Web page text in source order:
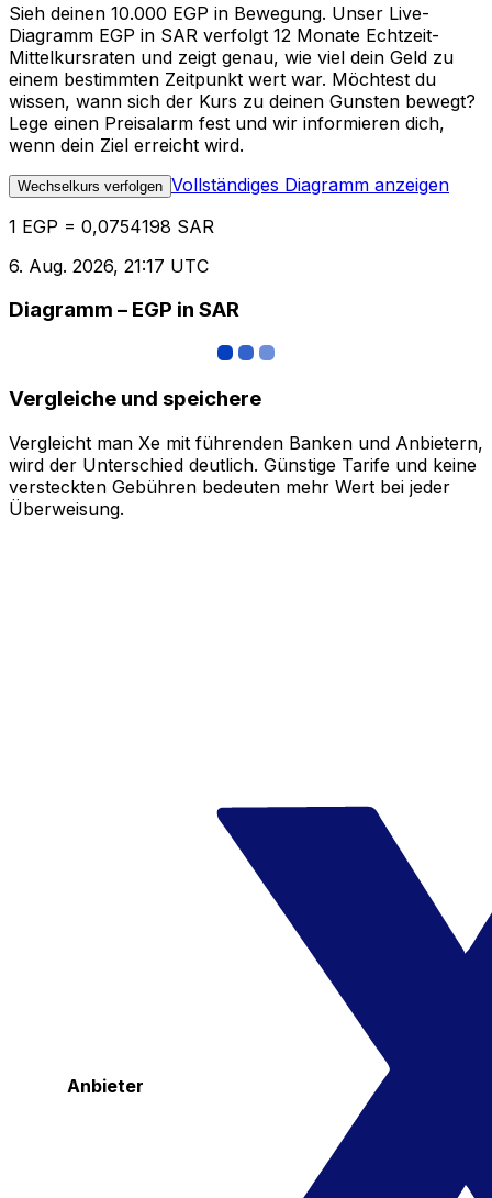
Sieh deinen 10.000 EGP in Bewegung. Unser Live-
Diagramm EGP in SAR verfolgt 12 Monate Echtzeit-
Mittelkursraten und zeigt genau, wie viel dein Geld zu
einem bestimmten Zeitpunkt wert war. Möchtest du
wissen, wann sich der Kurs zu deinen Gunsten bewegt?
Lege einen Preisalarm fest und wir informieren dich,
wenn dein Ziel erreicht wird.
Wechselkurs verfolgen Vollständiges Diagramm anzeigen
1 EGP = 0,0754198 SAR
6. Aug. 2026, 21:17 UTC
Diagramm – EGP in SAR
Vergleiche und speichere
Vergleicht man Xe mit führenden Banken und Anbietern,
wird der Unterschied deutlich. Günstige Tarife und keine
versteckten Gebühren bedeuten mehr Wert bei jeder
Überweisung.
Anbieter